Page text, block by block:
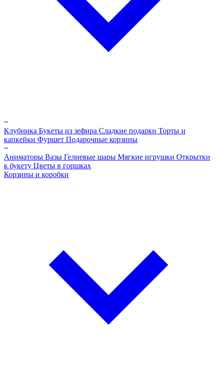
~
Клубника Букеты из зефира Сладкие подарки Торты и
капкейки Фуршет Подарочные корзины
~
Аниматоры Вазы Гелиевые шары Мягкие игрушки Открытки
к букету Цветы в горшках
Корзины и коробки